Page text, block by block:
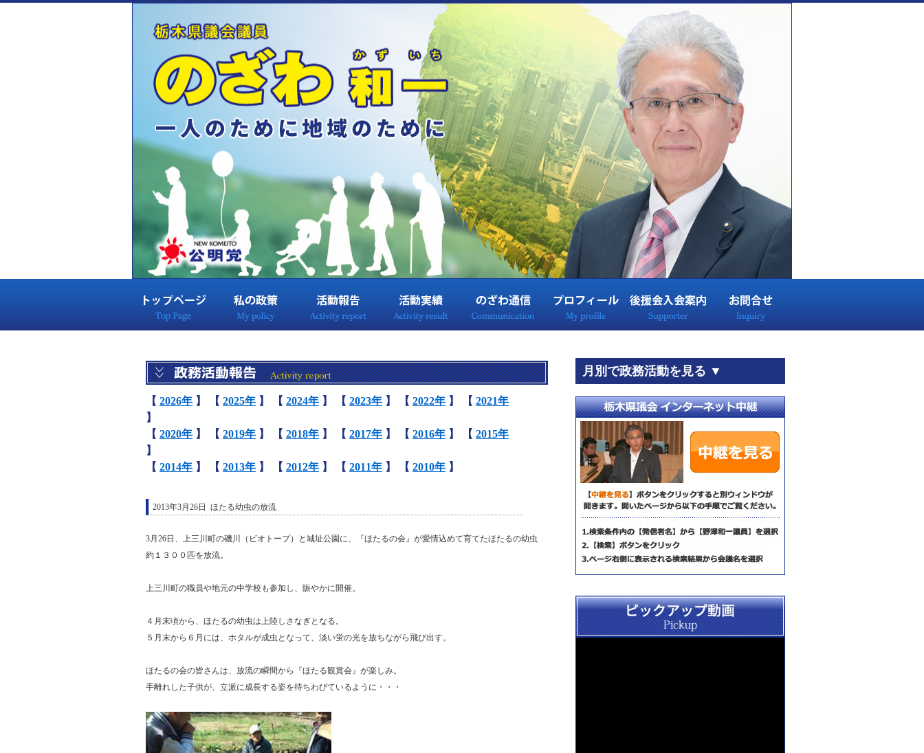
【 2026年 】 【 2025年 】 【 2024年 】 【 2023年 】 【 2022年 】 【 2021年
】
【 2020年 】 【 2019年 】 【 2018年 】 【 2017年 】 【 2016年 】 【 2015年
】
【 2014年 】 【 2013年 】 【 2012年 】 【 2011年 】 【 2010年 】
2013年3月26日 ほたる幼虫の放流
3月26日、上三川町の磯川（ビオトープ）と城址公園に、『ほたるの会』が愛情込めて育てたほたるの幼虫
約１３００匹を放流。
上三川町の職員や地元の中学校も参加し、賑やかに開催。
４月末頃から、ほたるの幼虫は上陸しさなぎとなる。
５月末から６月には、ホタルが成虫となって、淡い蛍の光を放ちながら飛び出す。
ほたるの会の皆さんは、放流の瞬間から『ほたる観賞会』が楽しみ。
手離れした子供が、立派に成長する姿を待ちわびているように・・・
月別で政務活動を見る ▼